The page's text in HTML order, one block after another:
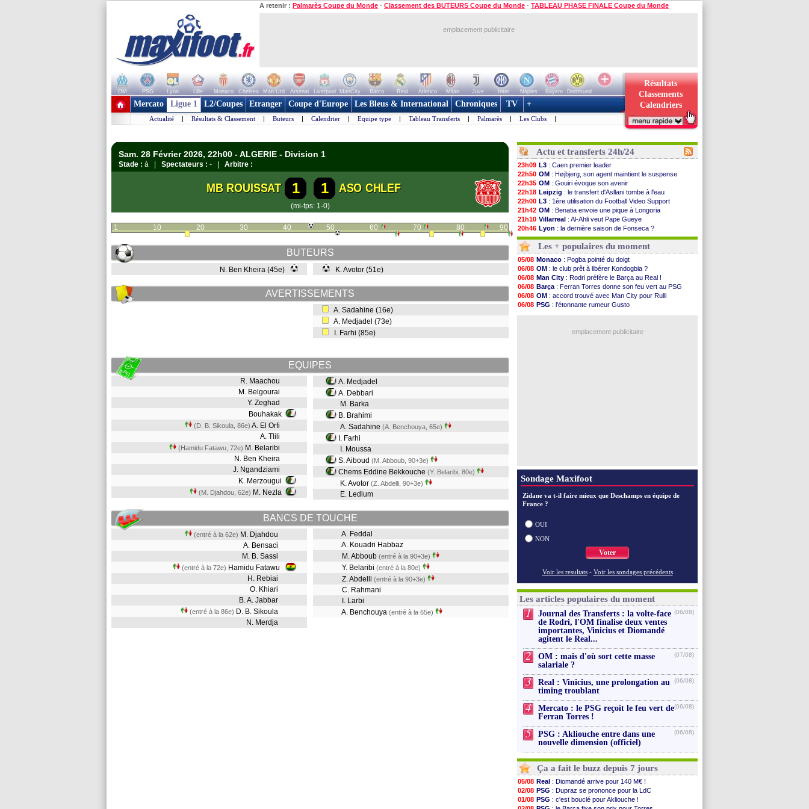
A retenir : Palmarès Coupe du Monde - Classement des BUTEURS Coupe du Monde - TABLEAU PHASE FINALE Coupe du Monde
emplacement publicitaire
OM PSG Lyon Lille Monaco Chelsea Man Utd Arsenal Liverpool ManCity Barca Real Atletico Milan Juve Inter Naples Bayern
Dortmund
+ de clubs
Résultats
Classements
Calendriers
Mercato Ligue 1 L2/Coupes Etranger Coupe d'Europe Les Bleus & International Chroniques TV +
Actualité | Résultats & Classement | Buteurs | Calendrier | Equipe type | Tableau Transferts | Palmarès | Les Clubs |
Sam. 28 Février 2026, 22h00 - ALGERIE - Division 1
Stade : à | Spectateurs : - | Arbitre :
MB ROUISSAT 1 1 ASO CHLEF
(mi-tps: 1-0)
1 10 20 30 40 50 60 70 80 90
BUTEURS
N. Ben Kheira (45e) K. Avotor (51e)
AVERTISSEMENTS
A. Sadahine (16e)
A. Medjadel (73e)
I. Farhi (85e)
EQUIPES
R. Maachou
M. Belgourai
Y. Zeghad
Bouhakak
(D. B. Sikoula, 86e) A. El Orfi
A. Tlili
(Hamidu Fatawu, 72e) M. Belaribi
N. Ben Kheira
J. Ngandziami
K. Merzougui
(M. Djahdou, 62e) M. Nezla
A. Medjadel
A. Debbari
M. Barka
B. Brahimi
A. Sadahine (A. Benchouya, 65e)
I. Farhi
I. Moussa
S. Aiboud (M. Abboub, 90+3e)
Chems Eddine Bekkouche (Y. Belaribi, 80e)
K. Avotor (Z. Abdelli, 90+3e)
E. Ledlum
BANCS DE TOUCHE
(entré à la 62e) M. Djahdou
A. Bensaci
M. B. Sassi
(entré à la 72e) Hamidu Fatawu
H. Rebiai
O. Khiari
B. A. Jabbar
(entré à la 86e) D. B. Sikoula
N. Merdja
A. Feddal
A. Kouadri Habbaz
M. Abboub (entré à la 90+3e)
Y. Belaribi (entré à la 80e)
Z. Abdelli (entré à la 90+3e)
C. Rahmani
I. Larbi
A. Benchouya (entré à la 65e)
Actu et transferts 24h/24
23h09 L3 : Caen premier leader
22h50 OM : Højbjerg, son agent maintient le suspense
22h35 OM : Gouiri évoque son avenir
22h18 Leipzig : le transfert d'Asllani tombe à l'eau
22h00 L3 : 1ère utilisation du Football Video Support
21h42 OM : Benatia envoie une pique à Longoria
21h10 Villarreal : Al-Ahli veut Pape Gueye
20h46 Lyon : la dernière saison de Fonseca ?
20h30 OM: un nouveau prétendant pour Højbjerg
20h01
Brest: un gardien norvégien en approche ?
19h18 OM: McCourt a versé 120 M€ en 2026
19h09
PSG: 4 retours dans le groupe face à Man Utd ...
18h48
Nice: Kevin Carlos va partir en Italie
18h37
L1: prison avec sursis requis contre un arbitre
18h29
Leganés: c'est signé pour Luca Zidane (off.)
17h58
Atletico: Ruggeri en route pour Aston Villa
17h46
Monaco: Filipe Luis soutient Biereth
: Naples vise Gabriel Jesus
Les + populaires du moment
05/08 Monaco : Pogba pointé du doigt
06/08 OM : le club prêt à libérer Kondogbia ?
06/08 Man City : Rodri préfère le Barça au Real !
06/08 Barça : Ferran Torres donne son feu vert au PSG
06/08 OM : accord trouvé avec Man City pour Rulli
06/08 PSG : l'étonnante rumeur Gusto
emplacement publicitaire
Sondage Maxifoot
Zidane va t-il faire mieux que Deschamps en équipe de
France ?
OUI
NON
Voter
Voir les resultats - Voir les sondages précédents
Les articles populaires du moment
1
Journal des Transferts : la volte-face
de Rodri, l'OM finalise deux ventes
importantes, Vinicius et Diomandé
agitent le Real...
(06/08)
2
OM : mais d'où sort cette masse
salariale ?
(07/08)
3
Real : Vinicius, une prolongation au
timing troublant
(06/08)
4
Mercato : le PSG reçoit le feu vert de
Ferran Torres !
(06/08)
5
PSG : Akliouche entre dans une
nouvelle dimension (officiel)
(06/08)
Ça a fait le buzz depuis 7 jours
05/08 Real : Diomandé arrive pour 140 M€ !
02/08 PSG : Dupraz se prononce pour la LdC
01/08 PSG : c'est bouclé pour Akliouche !